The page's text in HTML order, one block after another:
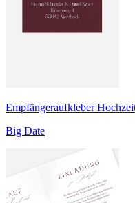
Empfängeraufkleber
Big Date